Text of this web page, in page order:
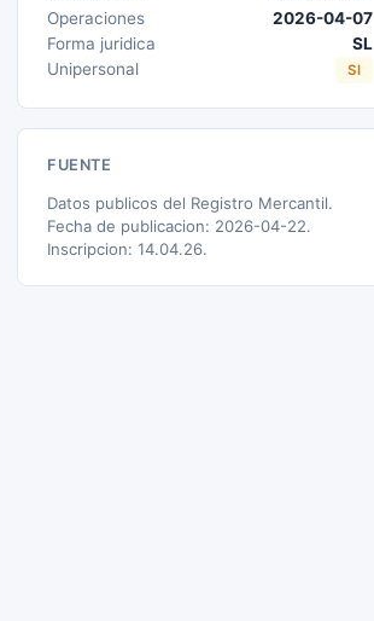
Operaciones
2026-04-07
Forma juridica
SL
Unipersonal
SI
FUENTE
Datos publicos del Registro Mercantil.
Fecha de publicacion: 2026-04-22.
Inscripcion: 14.04.26.